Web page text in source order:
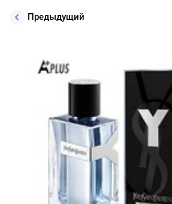
Предыдущий